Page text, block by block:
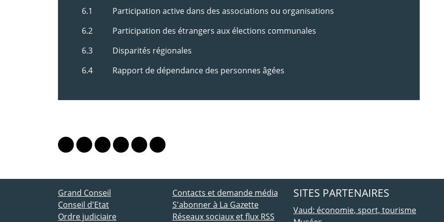
6.1 Participation active dans des associations ou organisations
6.2 Participation des étrangers aux élections communales
6.3 Disparités régionales
6.4 Rapport de dépendance des personnes âgées
Lien vers le profil Mastodon
Lien vers le profil Bluesky
Lien vers le profil Instagram
Lien vers le profil Linkedin
Lien vers le profil Facebook
Lien vers le profil Twitter
ACCÈS DIRECT
Grand Conseil
Conseil d'Etat
Ordre judiciaire
Contacts et demande média
S'abonner à La Gazette
Réseaux sociaux et flux RSS
SITES PARTENAIRES
Vaud: économie, sport, tourisme